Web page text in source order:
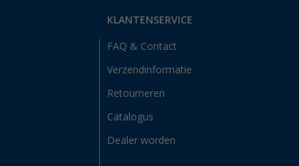
KLANTENSERVICE
FAQ & Contact
Verzendinformatie
Retourneren
Catalogus
Dealer worden